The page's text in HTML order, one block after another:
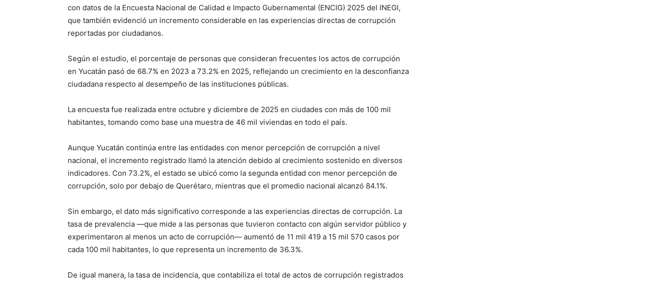
con datos de la Encuesta Nacional de Calidad e Impacto Gubernamental (ENCIG) 2025 del INEGI,
que también evidenció un incremento considerable en las experiencias directas de corrupción
reportadas por ciudadanos.
Según el estudio, el porcentaje de personas que consideran frecuentes los actos de corrupción
en Yucatán pasó de 68.7% en 2023 a 73.2% en 2025, reflejando un crecimiento en la desconfianza
ciudadana respecto al desempeño de las instituciones públicas.
La encuesta fue realizada entre octubre y diciembre de 2025 en ciudades con más de 100 mil
habitantes, tomando como base una muestra de 46 mil viviendas en todo el país.
Aunque Yucatán continúa entre las entidades con menor percepción de corrupción a nivel
nacional, el incremento registrado llamó la atención debido al crecimiento sostenido en diversos
indicadores. Con 73.2%, el estado se ubicó como la segunda entidad con menor percepción de
corrupción, solo por debajo de Querétaro, mientras que el promedio nacional alcanzó 84.1%.
Sin embargo, el dato más significativo corresponde a las experiencias directas de corrupción. La
tasa de prevalencia —que mide a las personas que tuvieron contacto con algún servidor público y
experimentaron al menos un acto de corrupción— aumentó de 11 mil 419 a 15 mil 570 casos por
cada 100 mil habitantes, lo que representa un incremento de 36.3%.
De igual manera, la tasa de incidencia, que contabiliza el total de actos de corrupción registrados